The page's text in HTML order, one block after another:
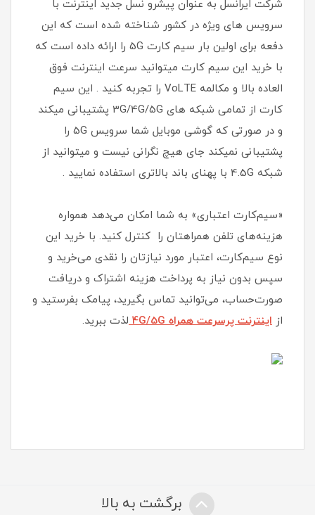
شرکت ایرانسل به عنوان پیشرو نسل جدید اینترنت با
سرویس های ویژه در کشور شناخته شده است که این
دفعه برای اولین بار سیم کارت 5G را ارائه داده است که
با خرید این سیم کارت میتوانید سرعت اینترنت فوق
العاده بالا و مکالمه VoLTE را تجربه کنید . این سیم
کارت از تمامی شبکه های 3G/4G/5G پشتیبانی میکند
و در صورتی که گوشی موبایل شما سرویس 5G را
پشتیبانی نمیکند جای هیچ نگرانی نیست و میتوانید از
شبکه 4.5G با پهنای باند بالاتری استفاده نمایید .
«سیم‌کارت اعتباری» به شما امکان می‌دهد همواره
هزینه‌های تلفن همراهتان را کنترل کنید. با خرید این
نوع سیم‌کارت، اعتبار مورد نیازتان را نقدی می‌خرید و
سپس بدون نیاز به پرداخت هزینه اشتراک و دریافت
صورت‌حساب، می‌توانید تماس بگیرید، پیامک بفرستید و
از اینترنت پرسرعت همراه 4G/5G لذت ببرید.
برگشت به بالا